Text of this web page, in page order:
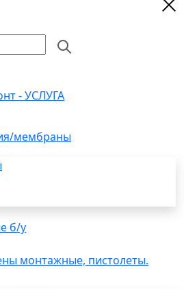
- УСЛУГА
мембраны
б/у
монтажные, пистолеты.